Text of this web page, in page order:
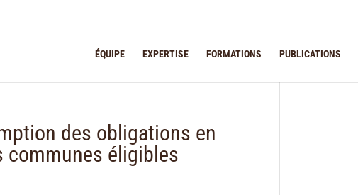
ÉQUIPE EXPERTISE FORMATIONS PUBLICATIONS
des obligations en
communes éligibles